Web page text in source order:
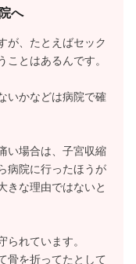
へ
が、たとえばセック
ことはあるんです。
いかなどは病院で確
い場合は、子宮収縮
病院に行ったほうが
きな理由ではないと
れています。
骨を折ってたとして